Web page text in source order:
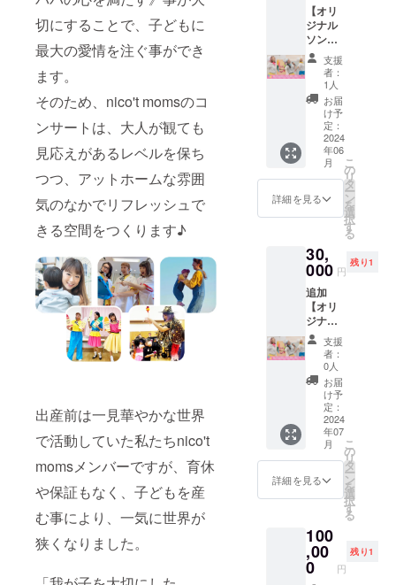
切にすることで、子どもに
最大の愛情を注ぐ事ができ
ます。
そのため、nico't momsのコ
ンサートは、大人が観ても
見応えがあるレベルを保ち
つつ、アットホームな雰囲
気のなかでリフレッシュで
きる空間をつくります♪
出産前は一見華やかな世界
で活動していた私たちnico't
momsメンバーですが、育休
や保証もなく、子どもを産
む事により、一気に世界が
狭くなりました。
サート
に主要
キャス
トとし
て出
演。歌
手や 司
会業な
ど、マ
ルチに
活動を
続ける
他、講
師とし
げ、
歌、芝
語発
音、日
本語教
師とし
て、オ
ンライ
ンで世
界中に
生徒を
持つ。
www.m
usahito
mi.com
Instagr
@musa
イメー
ジです
順不同
で記載
させて
いただ
きます
※チラシ
はA4サ
イズ
2000部
ほど作
成し配
布予定
です ※
メール
に記載
の期日
データ
のご用
意をい
ただけ
ない場
合、掲
載はで
きかね
ます
（キャ
ンセ
ル・返
金は不
可） ▽
コン
サート
詳細 新
作『ニ
コニコ
リーコ
ンサー
ト～こ
ちら
をご用
意させ
ていた
だきま
す。 観
劇はも
ちろ
ん、み
んなで
歌って
踊る参
加型
ファミ
ンサー
ト！ ※
にはフ
ロアに
座るス
タイル
となっ
ており
ます。
※同伴の
お子様
は無料
で同じ
エリア
でご観
劇でき
ます。
来場時
に以下
の特典
をお渡
す。 ・
nico't
moms
オリジ
こちら
で社
名・団
体名・
個人名
などの
支援者
名を記
載させ
ていた
だきま
す ※当
購入に
つきロ
を各1点
ずつ挿
入でき
ます ※
公序良
俗に反
する広
告はお
受けで
きかね
ます ※
リター
ン画像
はイ
メージ
挿入位
置は全
ランス
をみて
順不同
で記載
ます ※
ケーキ
とお茶
代の値
段も含
まれて
おりま
す ※１
支援に
つき１
名ご参
加いた
す ※会
場まで
自でご
負担く
ださい
※詳細は
CAMPF
IREメッ
セージ
にてご
連絡し
ます ※
キャン
セル・
ご返金
不可
可） ※
写真は
NewYor
HPから
のイ
メージ
いたし
ます。
※画像は
イメー
ジです
※nico't
moms
のいず
れかの
メン
バーが
代表し
て直筆
メッ
す
※CAMP
FIREご
登録の
ご住所
へお送
りしま
を購入
させて
いただ
くため
のスポ
ンサー
になれ
る権利
です。
当リ
ターン
のご支
援額は
背景素
リー）
の購入
てさせ
ていた
だき、
タペス
トリー
の裏面
もしく
は下部
などに
ご支援
者様の
お名前
や屋号
を入れ
す。 タ
ペスト
リーが
【オリ
ジナル
ソング
スポン
サー】
今年開
催のコ
ンサー
トで発
表する
オリジ
ナルソ
ング製
作費の
ための
す。
nico’t
moms
の公演
では、
思わず
誰もが
口ずさ
んだり
踊りた
くなる
テーマ
ソ ング
曲、 そ
してマ
マやパ
パたち
聴いて
いるだ
けで癒
しの効
支援
者：
1人
お届
け予
定：
2024
年06
月
詳細を見る
こ
の
リ
タ
ー
ン
を
選
択
す
る
30,
000 円
残り1
追加
【オリ
ジナル
ソング
スポン
サー】
今年開
催のコ
ンサー
トで発
表する
オリジ
ナルソ
ング製
作費の
ンで
す。
nico’t
moms
支援
者：
0人
お届
け予
定：
2024
年07
月
詳細を見る
こ
の
リ
タ
ー
ン
を
選
択
す
る
100
,00
0 円
残り1